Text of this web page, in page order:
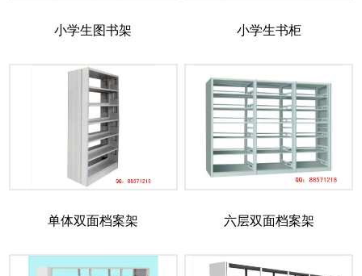
小学生图书架 小学生书柜
单体双面档案架 六层双面档案架